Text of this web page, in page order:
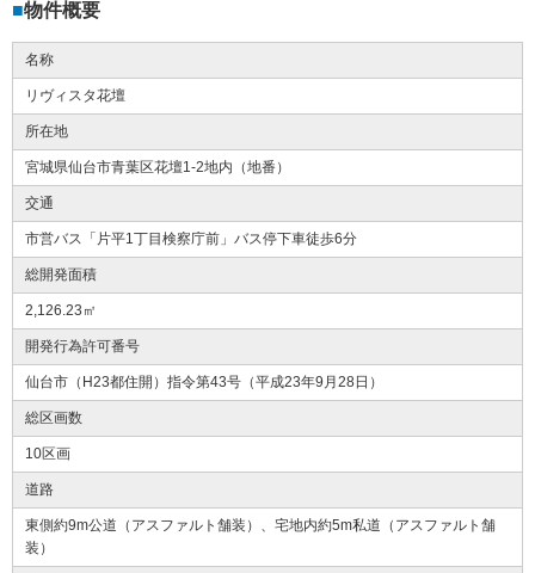
物件概要
名称
リヴィスタ花壇
所在地
宮城県仙台市青葉区花壇1-2地内（地番）
交通
市営バス「片平1丁目検察庁前」バス停下車徒歩6分
総開発面積
2,126.23㎡
開発行為許可番号
仙台市（H23都住開）指令第43号（平成23年9月28日）
総区画数
10区画
道路
東側約9m公道（アスファルト舗装）、宅地内約5m私道（アスファルト舗
装）